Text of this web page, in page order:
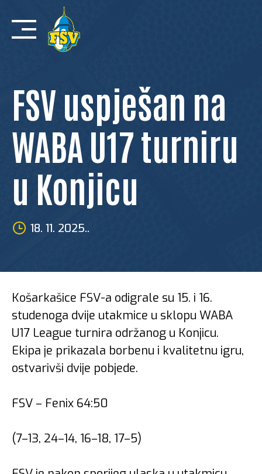
content
FSV uspješan na
WABA U17 turniru
u Konjicu
18. 11. 2025..
Košarkašice FSV-a odigrale su 15. i 16.
studenoga dvije utakmice u sklopu WABA
U17 League turnira održanog u Konjicu.
Ekipa je prikazala borbenu i kvalitetnu igru,
ostvarivši dvije pobjede.
FSV – Fenix 64:50
(7–13, 24–14, 16–18, 17–5)